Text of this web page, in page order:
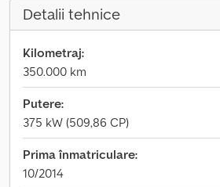
Detalii tehnice
Kilometraj:
350.000 km
Putere:
375 kW (509,86 CP)
Prima înmatriculare:
10/2014